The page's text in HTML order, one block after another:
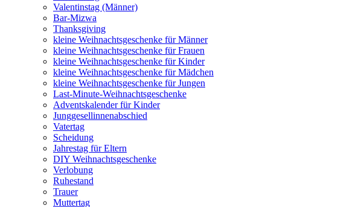
Valentinstag (Männer)
Bar-Mizwa
Thanksgiving
kleine Weihnachtsgeschenke für Männer
kleine Weihnachtsgeschenke für Frauen
kleine Weihnachtsgeschenke für Kinder
kleine Weihnachtsgeschenke für Mädchen
kleine Weihnachtsgeschenke für Jungen
Last-Minute-Weihnachtsgeschenke
Adventskalender für Kinder
Junggesellinnenabschied
Vatertag
Scheidung
Jahrestag für Eltern
DIY Weihnachtsgeschenke
Verlobung
Ruhestand
Trauer
Muttertag